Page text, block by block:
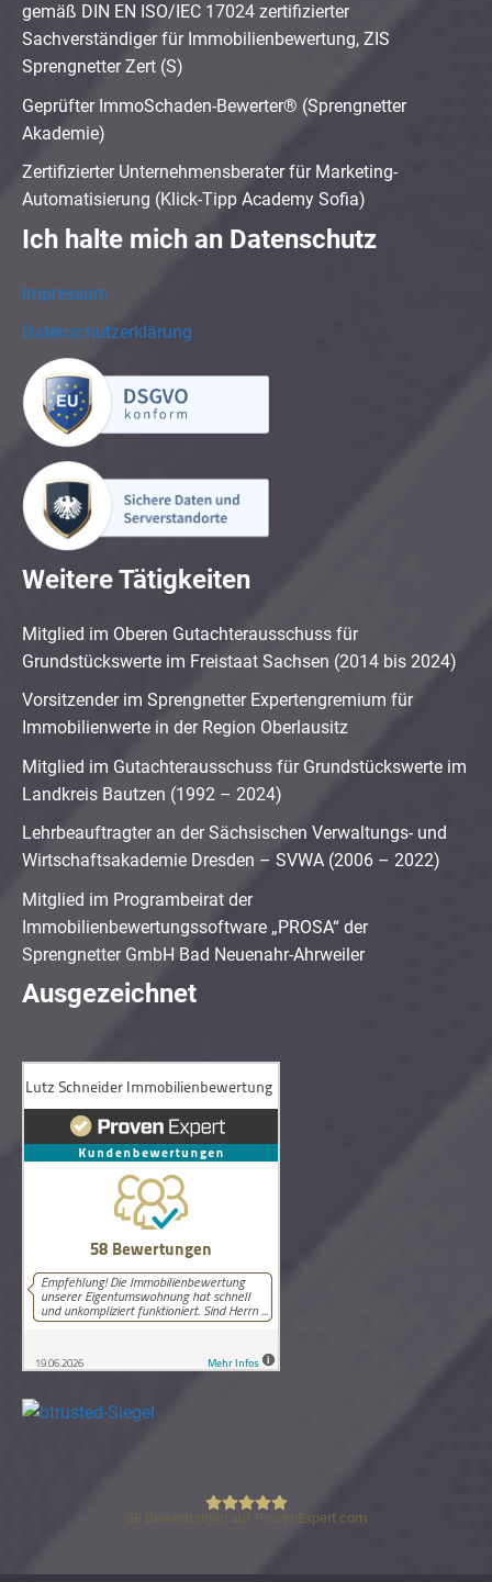
gemäß DIN EN ISO/IEC 17024 zertifizierter
Sachverständiger für Immobilienbewertung, ZIS
Sprengnetter Zert (S)
Geprüfter ImmoSchaden-Bewerter® (Sprengnetter
Akademie)
Zertifizierter Unternehmensberater für Marketing-
Automatisierung (Klick-Tipp Academy Sofia)
Ich halte mich an Datenschutz
Impressum
Datenschutzerklärung
Weitere Tätigkeiten
Mitglied im Oberen Gutachterausschuss für
Grundstückswerte im Freistaat Sachsen (2014 bis 2024)
Vorsitzender im Sprengnetter Expertengremium für
Immobilienwerte in der Region Oberlausitz
Mitglied im Gutachterausschuss für Grundstückswerte im
Landkreis Bautzen (1992 – 2024)
Lehrbeauftragter an der Sächsischen Verwaltungs- und
Wirtschaftsakademie Dresden – SVWA (2006 – 2022)
Mitglied im Programbeirat der
Immobilienbewertungssoftware „PROSA“ der
Sprengnetter GmbH Bad Neuenahr-Ahrweiler
Ausgezeichnet
Lutz Schneider Immobilienbewertung
58 Bewertungen auf ProvenExpert.com